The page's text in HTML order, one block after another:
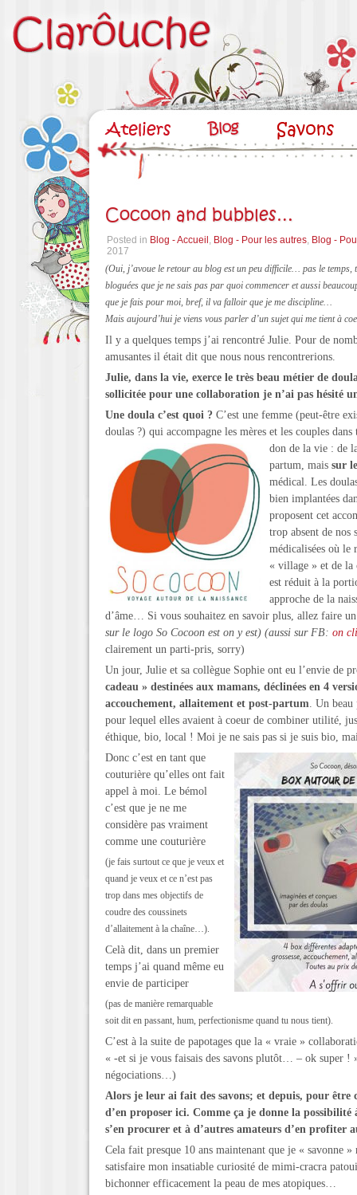
Cocoon and bubbles…
Posted in Blog - Accueil , Blog - Pour les autres, Blog -
2017
(Oui, j’avoue le retour au blog est un peu difficile… pas le temps,
bloguées que je ne sais pas par quoi commencer et aussi
que je fais pour moi, bref, il va falloir que je me discipline…
Mais aujourd’hui je viens vous parler d’un sujet qui me tient à
Il y a quelques temps j’ai rencontré Julie. Pour de
amusantes il était dit que nous nous rencontrerions.
Julie, dans la vie, exerce le très beau métier de
sollicitée pour une collaboration je n’ai pas hésité
Une doula c’est quoi ? C’est une femme (peut-être
doulas ?) qui accompagne les mères et les couples
don de la vie : de
partum, mais sur
médical. Les
bien implantées
proposent cet
trop absent de nos
médicalisées où
« village » et de la
est réduit à la
approche de la
d’âme… Si vous souhaitez en savoir plus, allez faire
sur le logo So Cocoon est on y est) (aussi sur FB: on
clairement un parti-pris, sorry)
Un jour, Julie et sa collègue Sophie ont eu l’envie de
cadeau » destinées aux mamans, déclinées en 4
accouchement, allaitement et post-partum . Un
pour lequel elles avaient à coeur de combiner utilité,
éthique, bio, local ! Moi je ne sais pas si je suis bio,
Donc c’est en tant que
couturière qu’elles ont fait
appel à moi. Le bémol
c’est que je ne me
considère pas vraiment
comme une couturière
(je fais surtout ce que je veux et
quand je veux et ce n’est pas
trop dans mes objectifs de
coudre des coussinets
d’allaitement à la chaîne…).
Celà dit, dans un premier
temps j’ai quand même eu
envie de participer
(pas de manière remarquable
soit dit en passant, hum, perfectionisme quand tu nous tient).
C’est à la suite de papotages que la « vraie »
« -et si je vous faisais des savons plutôt… – ok super !
négociations…)
Alors je leur ai fait des savons; et depuis, pour être
d’en proposer ici. Comme ça je donne la possibilité
s’en procurer et à d’autres amateurs d’en profiter
Cela fait presque 10 ans maintenant que je « savonne
satisfaire mon insatiable curiosité de mimi-cracra
bichonner efficacement la peau de mes atopiques…